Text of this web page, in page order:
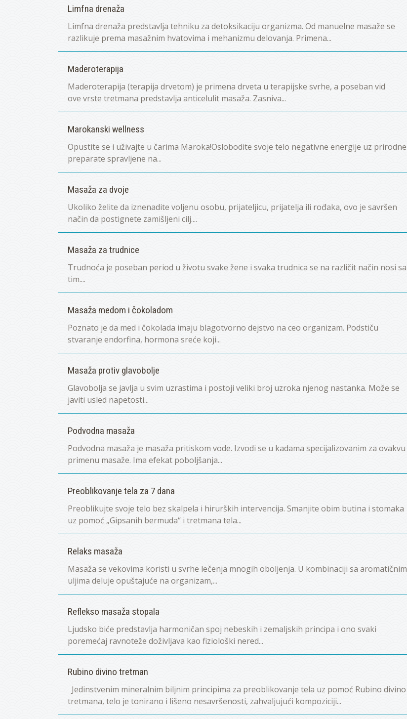
Limfna drenaža
Limfna drenaža predstavlja tehniku za detoksikaciju organizma. Od manuelne masaže se
razlikuje prema masažnim hvatovima i mehanizmu delovanja. Primena...
Maderoterapija
Maderoterapija (terapija drvetom) je primena drveta u terapijske svrhe, a poseban vid
ove vrste tretmana predstavlja anticelulit masaža. Zasniva...
Marokanski wellness
Opustite se i uživajte u čarima Maroka!Oslobodite svoje telo negativne energije uz prirodne
preparate spravljene na...
Masaža za dvoje
Ukoliko želite da iznenadite voljenu osobu, prijateljicu, prijatelja ili rođaka, ovo je savršen
način da postignete zamišljeni cilj....
Masaža za trudnice
Trudnoća je poseban period u životu svake žene i svaka trudnica se na različit način nosi sa
tim....
Masaža medom i čokoladom
Poznato je da med i čokolada imaju blagotvorno dejstvo na ceo organizam. Podstiču
stvaranje endorfina, hormona sreće koji...
Masaža protiv glavobolje
Glavobolja se javlja u svim uzrastima i postoji veliki broj uzroka njenog nastanka. Može se
javiti usled napetosti...
Podvodna masaža
Podvodna masaža je masaža pritiskom vode. Izvodi se u kadama specijalizovanim za ovakvu
primenu masaže. Ima efekat poboljšanja...
Preoblikovanje tela za 7 dana
Preoblikujte svoje telo bez skalpela i hirurških intervencija. Smanjite obim butina i stomaka
uz pomoć „Gipsanih bermuda“ i tretmana tela...
Relaks masaža
Masaža se vekovima koristi u svrhe lečenja mnogih oboljenja. U kombinaciji sa aromatičnim
uljima deluje opuštajuće na organizam,...
Reflekso masaža stopala
Ljudsko biće predstavlja harmoničan spoj nebeskih i zemaljskih principa i ono svaki
poremećaj ravnoteže doživljava kao fiziološki nered...
Rubino divino tretman
Jedinstvenim mineralnim biljnim principima za preoblikovanje tela uz pomoć Rubino divino
tretmana, telo je tonirano i lišeno nesavršenosti, zahvaljujući kompoziciji...